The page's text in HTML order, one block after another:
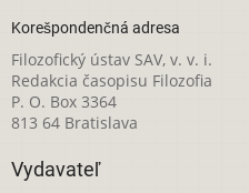
Korešpondenčná adresa
Filozofický ústav SAV, v. v. i.
Redakcia časopisu Filozofia
P. O. Box 3364
813 64 Bratislava
Vydavateľ